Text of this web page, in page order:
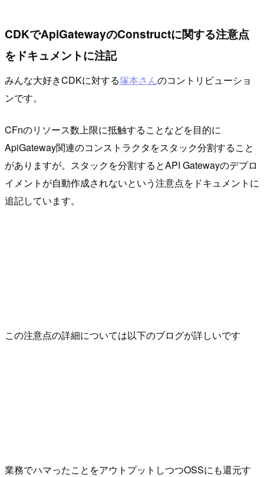
CDKでApiGatewayのConstructに関する注意点
をドキュメントに注記
みんな大好きCDKに対する塚本さんのコントリビューショ
ンです。
CFnのリソース数上限に抵触することなどを目的に
ApiGateway関連のコンストラクタをスタック分割すること
がありますが。スタックを分割するとAPI Gatewayのデプロ
イメントが自動作成されないという注意点をドキュメントに
追記しています。
この注意点の詳細については以下のブログが詳しいです
業務でハマったことをアウトプットしつつOSSにも還元す